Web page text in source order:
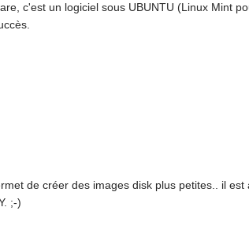
c'est un logiciel sous UBUNTU (Linux Mint
de créer des images disk plus petites.. il
;-)